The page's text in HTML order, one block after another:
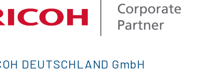
DEUTSCHLAND GmbH